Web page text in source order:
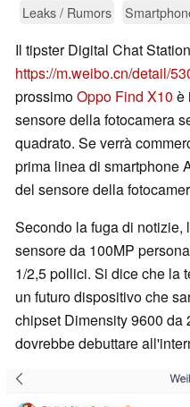
Leaks / Rumors
Il tipster Digital Chat
https://m.weibo.cn/detail/
prossimoOppo Find X10 è
sensore della fotocamera
quadrato. Se verrà
prima linea di smartphone
del sensore della
Secondo la fuga di
sensore da 100MP
1/2,5 pollici. Si dice che la
un futuro dispositivo che
chipset Dimensity 9600 da
dovrebbe debuttare